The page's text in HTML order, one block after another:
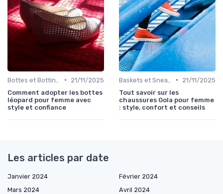
•
21/11/2025
Comment adopter les bottes
léopard pour femme avec
style et confiance
•
21/11/2025
Tout savoir sur les
chaussures Gola pour femme
: style, confort et conseils
Les articles par date
Janvier 2024
Février 2024
Mars 2024
Avril 2024